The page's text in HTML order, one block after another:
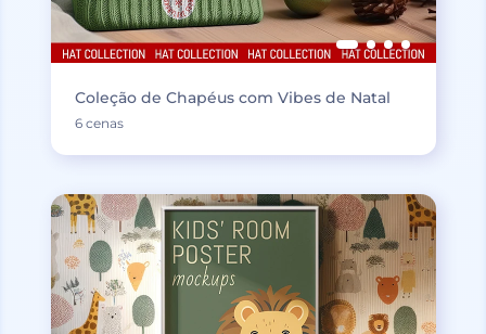
Coleção de Chapéus com Vibes de Natal
6 cenas